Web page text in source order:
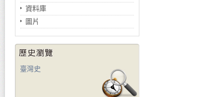
資料庫
圖片
臺灣史